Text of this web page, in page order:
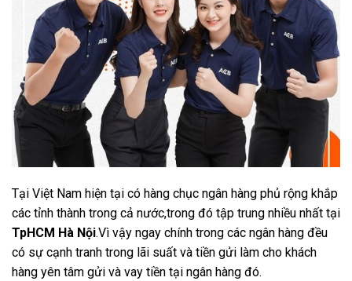
Tại Việt Nam hiện tại có hàng chục ngân hàng phủ rộng khắp
các tỉnh thành trong cả nước,trong đó tập trung nhiều nhất tại
TpHCM Hà Nội.Vì vậy ngay chính trong các ngân hàng đều
có sự cạnh tranh trong lãi suất và tiền gửi làm cho khách
hàng yên tâm gửi và vay tiền tại ngân hàng đó.